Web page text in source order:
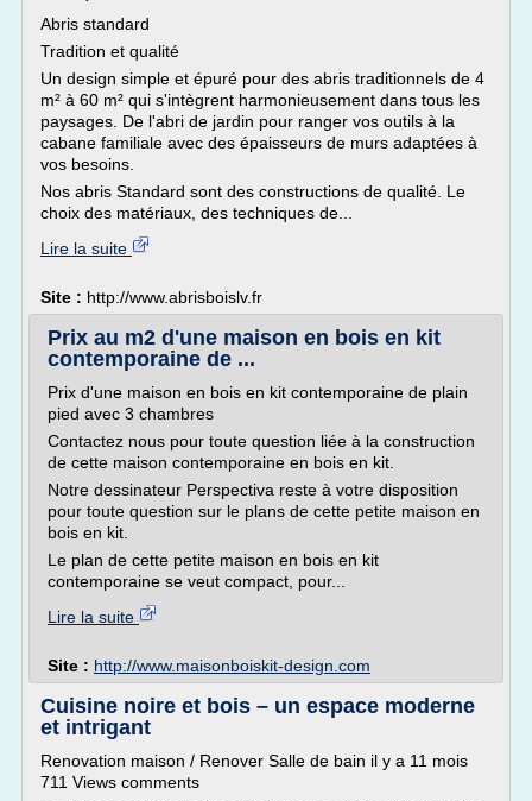
Abris standard
Tradition et qualité
Un design simple et épuré pour des abris traditionnels de 4
m² à 60 m² qui s'intègrent harmonieusement dans tous les
paysages. De l'abri de jardin pour ranger vos outils à la
cabane familiale avec des épaisseurs de murs adaptées à
vos besoins.
Nos abris Standard sont des constructions de qualité. Le
choix des matériaux, des techniques de...
Lire la suite
Site : http://www.abrisboislv.fr
Prix au m2 d'une maison en bois en kit
contemporaine de ...
Prix d'une maison en bois en kit contemporaine de plain
pied avec 3 chambres
Contactez nous pour toute question liée à la construction
de cette maison contemporaine en bois en kit.
Notre dessinateur Perspectiva reste à votre disposition
pour toute question sur le plans de cette petite maison en
bois en kit.
Le plan de cette petite maison en bois en kit
contemporaine se veut compact, pour...
Lire la suite
Site : http://www.maisonboiskit-design.com
Cuisine noire et bois – un espace moderne
et intrigant
Renovation maison / Renover Salle de bain il y a 11 mois
711 Views comments